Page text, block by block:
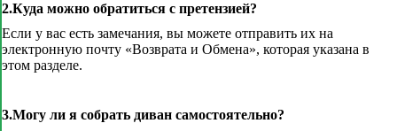
2.Куда можно обратиться с претензией?
Если у вас есть замечания, вы можете отправить их на
электронную почту «Возврата и Обмена», которая указана в
этом разделе.
3.Могу ли я собрать диван самостоятельно?